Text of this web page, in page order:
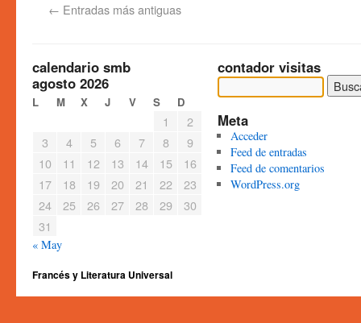
← Entradas más antiguas
calendario smb
agosto 2026
L M X J V S D
1
2
3
4 5 6 7 8
9
10
11 12 13 14 15
16
17
18 19 20 21 22
23
24
25 26 27 28 29
30
31
« May
contador visitas
Meta
Acceder
Feed de entradas
Feed de comentarios
WordPress.org
Francés y Literatura Universal